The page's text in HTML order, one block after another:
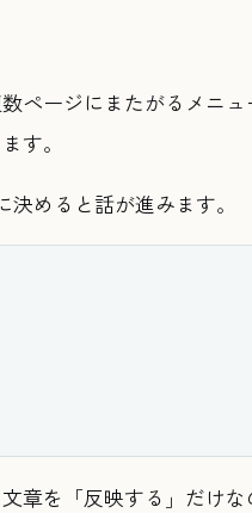
ページにまたがるメニ
す。
めると話が進みます。
章を「反映する」だけな